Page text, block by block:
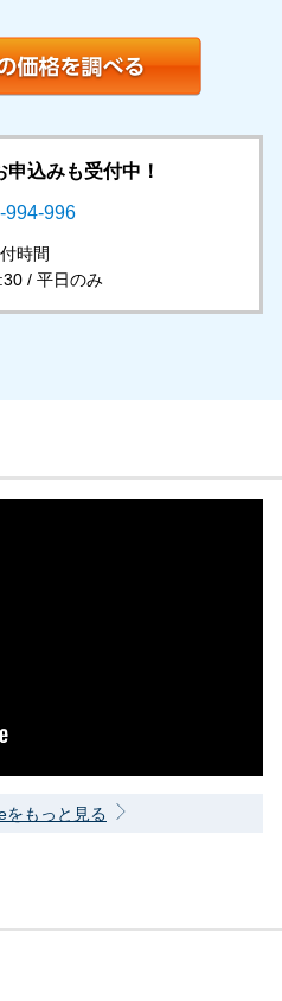
申込みも受付中！
994-996
時間
/ 平日のみ
をもっと見る